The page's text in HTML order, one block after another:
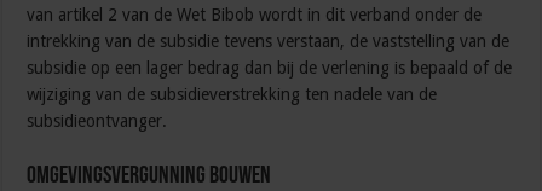
van artikel 2 van de Wet Bibob wordt in dit verband onder de
intrekking van de subsidie tevens verstaan, de vaststelling van de
subsidie op een lager bedrag dan bij de verlening is bepaald of de
wijziging van de subsidieverstrekking ten nadele van de
subsidieontvanger.
Omgevingsvergunning bouwen